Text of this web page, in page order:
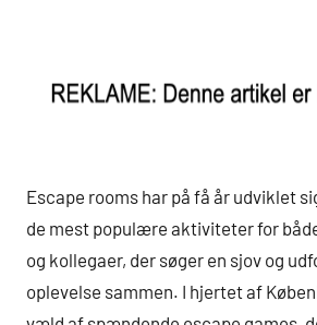
Escape rooms har på få år udviklet
de mest populære aktiviteter for
og kollegaer, der søger en sjov og
oplevelse sammen. I hjertet af